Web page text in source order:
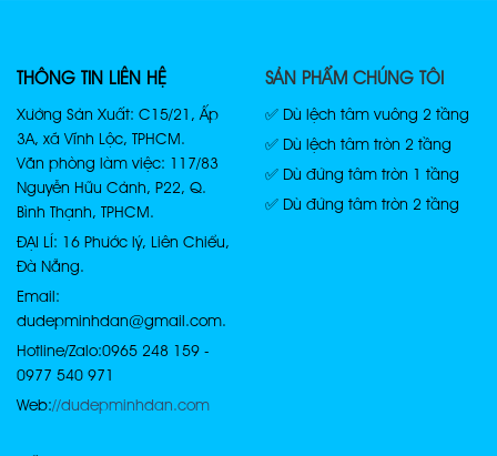
THÔNG TIN LIÊN HỆ
Xưởng Sản Xuất: C15/21, Ấp
3A, xã Vĩnh Lộc, TPHCM.
Văn phòng làm việc: 117/83
Nguyễn Hữu Cảnh, P22, Q.
Bình Thạnh, TPHCM.
ĐẠI LÍ: 16 Phước lý, Liên Chiểu,
Đà Nẵng.
Email:
dudepminhdan@gmail.com.
Hotline/Zalo: 0965 248 159 -
0977 540 971
Web://dudepminhdan.com
SẢN PHẨM CHÚNG TÔI
✅ Dù lệch tâm vuông 2 tầng
✅ Dù lệch tâm tròn 2 tầng
✅ Dù đứng tâm tròn 1 tầng
✅ Dù đứng tâm tròn 2 tầng